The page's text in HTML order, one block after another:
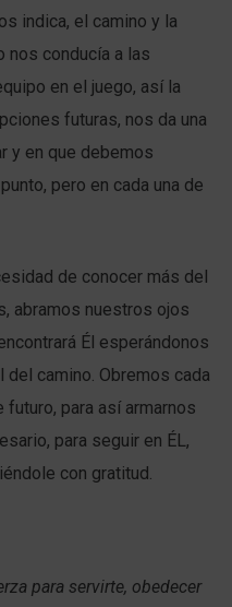
indica, el camino y la
nos conducía a las
en el juego, así la
futuras, nos da una
y en que debemos
pero en cada una de
de conocer más del
abramos nuestros ojos
Él esperándonos
camino. Obremos cada
para así armarnos
para seguir en ÉL,
con gratitud.
para servirte, obedecer